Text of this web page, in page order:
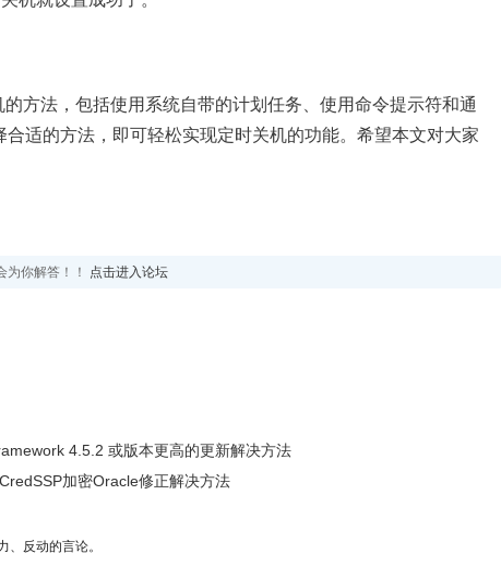
方法，包括使用系统自带的计划任务、使用命令提示符和通
适的方法，即可轻松实现定时关机的功能。希望本文对大家
为你解答！！ 点击进入论坛
4.5.2 或版本更高的更新解决方法
加密Oracle修正解决方法
、反动的言论。